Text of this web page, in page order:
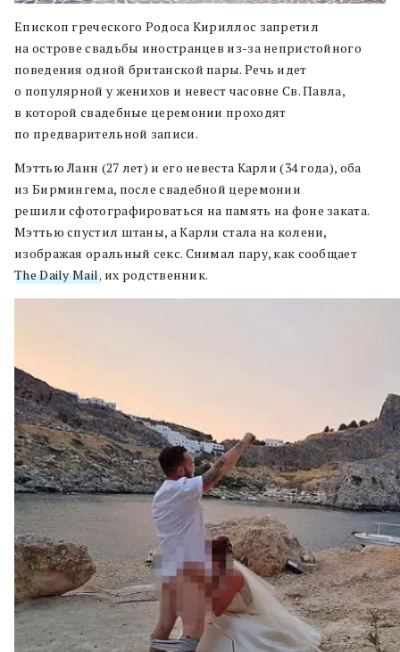
Епископ греческого Родоса Кириллос запретил
на острове свадьбы иностранцев из-за непристойного
поведения одной британской пары. Речь идет
о популярной у женихов и невест часовне Св. Павла,
в которой свадебные церемонии проходят
по предварительной записи.
Мэттью Ланн (27 лет) и его невеста Карли (34 года), оба
из Бирмингема, после свадебной церемонии
решили сфотографироваться на память на фоне заката.
Мэттью спустил штаны, а Карли стала на колени,
изображая оральный секс. Снимал пару, как сообщает
The Daily Mail, их родственник.